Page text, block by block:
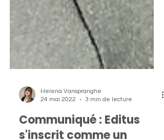
24 mai 2022
3 min de lecture
Communiqué : Editus